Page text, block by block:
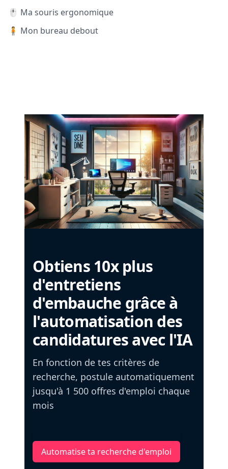
🖱️ Ma souris ergonomique
🧍 Mon bureau debout
Obtiens 10x plus
d'entretiens
d'embauche grâce à
l'automatisation des
candidatures avec l'IA
En fonction de tes critères de
recherche, postule automatiquement
jusqu'à 1 500 offres d'emploi chaque
mois
Automatise ta recherche d'emploi